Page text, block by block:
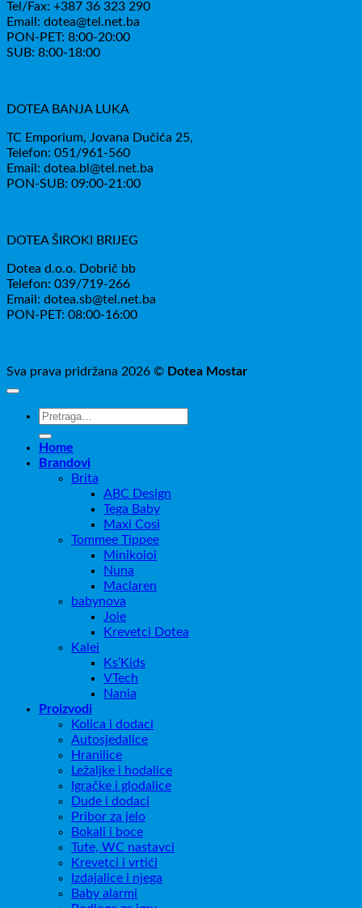
159,00KM.
Tel/Fax: +387 36 323 290
Email: dotea@tel.net.ba
PON-PET: 8:00-20:00
SUB: 8:00-18:00
DOTEA BANJA LUKA
TC Emporium, Jovana Dučića 25,
Telefon: 051/961-560
Email: dotea.bl@tel.net.ba
PON-SUB: 09:00-21:00
DOTEA ŠIROKI BRIJEG
Dotea d.o.o. Dobrič bb
Telefon: 039/719-266
Email: dotea.sb@tel.net.ba
PON-PET: 08:00-16:00
Sva prava pridržana 2026 © Dotea Mostar
Pretraži:
Home
Brandovi
Brita
ABC Design
Tega Baby
Maxi Cosi
Tommee Tippee
Minikoioi
Nuna
Maclaren
babynova
Joie
Krevetci Dotea
Kalei
Ks’Kids
VTech
Nania
Proizvodi
Kolica i dodaci
Autosjedalice
Hranilice
Ležaljke i hodalice
Igračke i glodalice
Dude i dodaci
Pribor za jelo
Bokali i boce
Tute, WC nastavci
Krevetci i vrtići
Izdajalice i njega
Baby alarmi